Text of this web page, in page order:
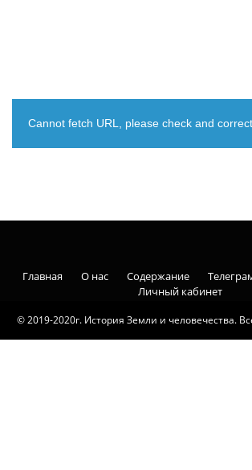
Cannot fetch URL, please check and correct
© 2019-2020г. История Земли и человечества.
Главная О нас Содержание
Личный кабинет